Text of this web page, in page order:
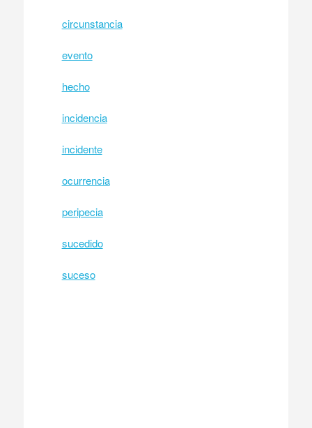
circunstancia
evento
hecho
incidencia
incidente
ocurrencia
peripecia
sucedido
suceso